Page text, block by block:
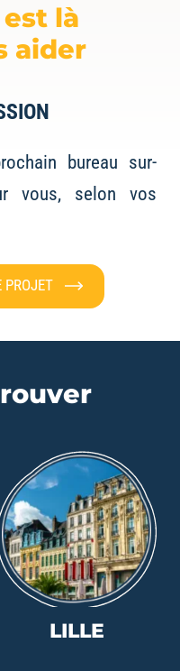
là
aider
bureau sur-
vous, selon vos
PROJET
LILLE